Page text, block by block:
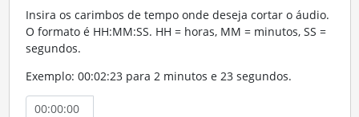
Insira os carimbos de tempo onde deseja cortar o áudio.
O formato é HH:MM:SS. HH = horas, MM = minutos, SS =
segundos.
Exemplo: 00:02:23 para 2 minutos e 23 segundos.